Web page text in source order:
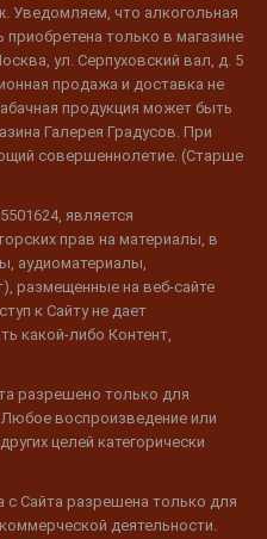
Уведомляем, что алкогольная
только в магазине
ул. Серпуховский вал, д. 5
продажа и доставка не
продукция может быть
Галерея Градусов. При
совершеннолетие. (Старше
является
прав на материалы, в
аудиоматериалы,
размещенные на веб-сайте
к Сайту не дает
какой-либо Контент,
разрешено только для
Любое воспроизведение или
целей категорически
с Сайта разрешена только для
деятельности.